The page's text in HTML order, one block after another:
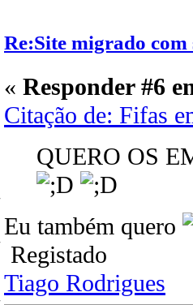
Re:Site migrado com
« Responder #6
Citação de: Fifas
QUERO OS
Eu também quero
Registado
Tiago Rodrigues